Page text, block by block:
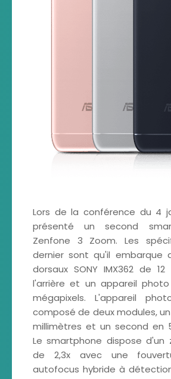
Lors de la conférence du 4
présenté un second
Zenfone 3 Zoom. Les
dernier sont qu'il embarque
dorsaux SONY IMX362 de
l'arrière et un appareil
mégapixels. L'appareil
composé de deux modules,
millimètres et un second en
Le smartphone dispose d'un
de 2,3x avec une
autofocus hybride à